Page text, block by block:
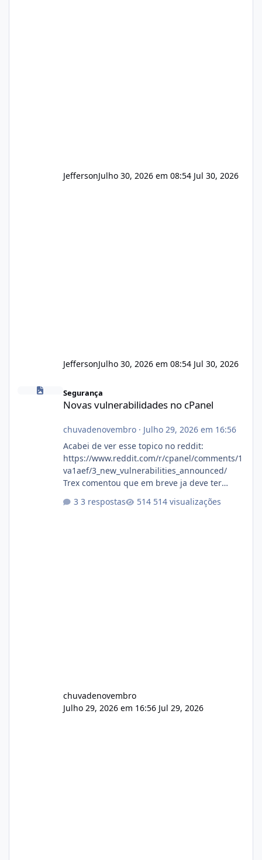
JeffersonJulho 30, 2026 em 08:54 Jul 30, 2026
JeffersonJulho 30, 2026 em 08:54 Jul 30, 2026
Novas vulnerabilidades no cPanel
Segurança
Novas vulnerabilidades no cPanel
chuvadenovembro· Julho 29, 2026 em 16:56
Acabei de ver esse topico no reddit:
https://www.reddit.com/r/cpanel/comments/1
va1aef/3_new_vulnerabilities_announced/
Trex comentou que em breve ja deve ter
3 respostas 514 visualizações
chuvadenovembro
Julho 29, 2026 em 16:56 Jul 29, 2026